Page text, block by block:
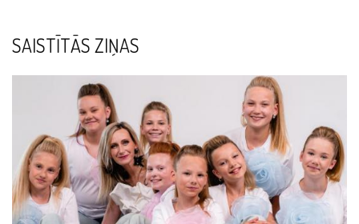
SAISTĪTĀS ZIŅAS